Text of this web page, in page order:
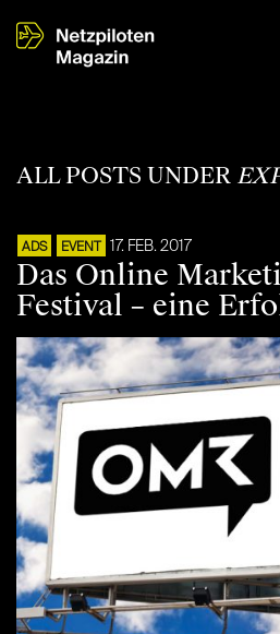
ALL POSTS UNDER
ADS EVENT 17. FEB. 2017
Das Online
Festival – eine